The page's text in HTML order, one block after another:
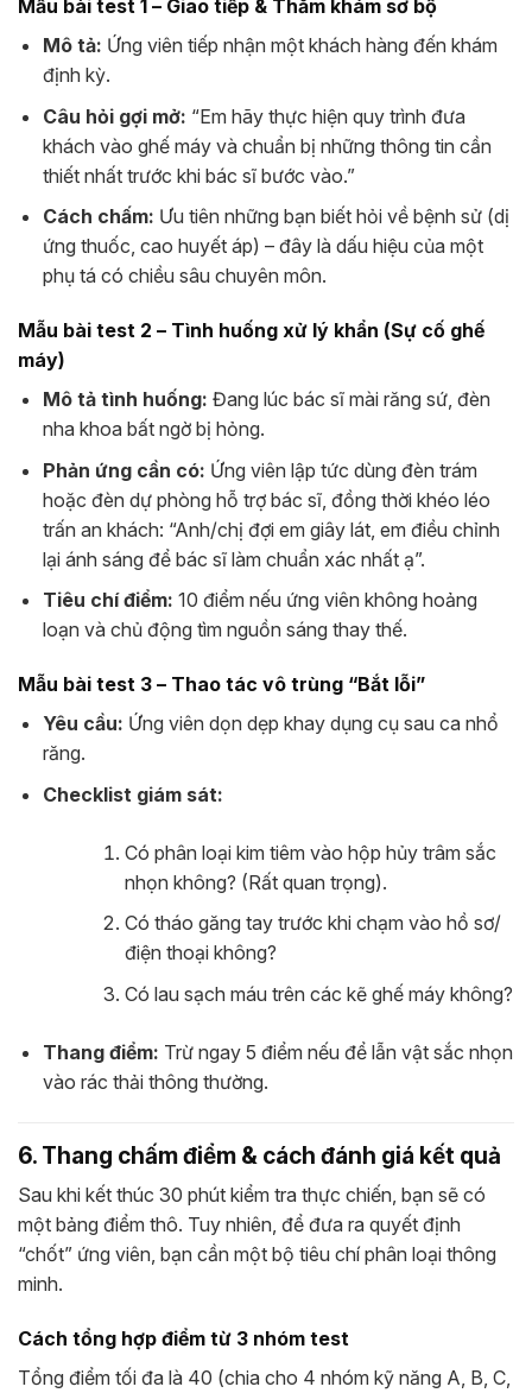
Mẫu bài test 1 – Giao tiếp & Thăm khám sơ bộ
Mô tả: Ứng viên tiếp nhận một khách hàng đến khám
định kỳ.
Câu hỏi gợi mở: “Em hãy thực hiện quy trình đưa
khách vào ghế máy và chuẩn bị những thông tin cần
thiết nhất trước khi bác sĩ bước vào.”
Cách chấm: Ưu tiên những bạn biết hỏi về bệnh sử (dị
ứng thuốc, cao huyết áp) – đây là dấu hiệu của một
phụ tá có chiều sâu chuyên môn.
Mẫu bài test 2 – Tình huống xử lý khẩn (Sự cố ghế
máy)
Mô tả tình huống: Đang lúc bác sĩ mài răng sứ, đèn
nha khoa bất ngờ bị hỏng.
Phản ứng cần có: Ứng viên lập tức dùng đèn trám
hoặc đèn dự phòng hỗ trợ bác sĩ, đồng thời khéo léo
trấn an khách: “Anh/chị đợi em giây lát, em điều chỉnh
lại ánh sáng để bác sĩ làm chuẩn xác nhất ạ”.
Tiêu chí điểm: 10 điểm nếu ứng viên không hoảng
loạn và chủ động tìm nguồn sáng thay thế.
Mẫu bài test 3 – Thao tác vô trùng “Bắt lỗi”
Yêu cầu: Ứng viên dọn dẹp khay dụng cụ sau ca nhổ
răng.
Checklist giám sát:
Có phân loại kim tiêm vào hộp hủy trâm sắc
nhọn không? (Rất quan trọng).
Có tháo găng tay trước khi chạm vào hồ sơ/
điện thoại không?
Có lau sạch máu trên các kẽ ghế máy không?
Thang điểm: Trừ ngay 5 điểm nếu để lẫn vật sắc nhọn
vào rác thải thông thường.
6. Thang chấm điểm & cách đánh giá kết quả
Sau khi kết thúc 30 phút kiểm tra thực chiến, bạn sẽ có
một bảng điểm thô. Tuy nhiên, để đưa ra quyết định
“chốt” ứng viên, bạn cần một bộ tiêu chí phân loại thông
minh.
Cách tổng hợp điểm từ 3 nhóm test
Tổng điểm tối đa là 40 (chia cho 4 nhóm kỹ năng A, B, C,